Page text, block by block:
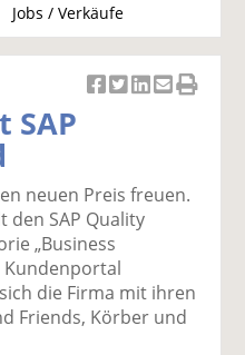
Jobs / Verkäufe
u
c
el
a
uf
F
ac
e
b
el
t
wi
tt
er
n
el
a
uf
n
k
e
p
m
ai
l
D
n
SAP
neuen Preis freuen.
den SAP Quality
„Business
die Firma mit ihren
Friends, Körber und